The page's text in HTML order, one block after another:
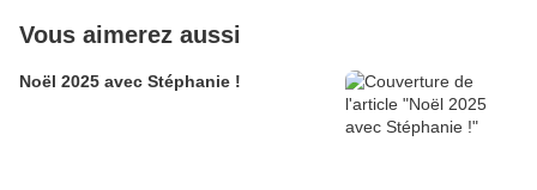
Vous aimerez aussi
Noël 2025 avec Stéphanie !